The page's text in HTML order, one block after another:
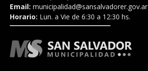
Email: municipalidad@sansalvadorer.gov.ar
Horario: Lun. a Vie de 6:30 a 12:30 hs.